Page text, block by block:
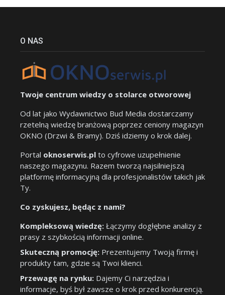
O NAS
Twoje centrum wiedzy o stolarce otworowej
Od lat jako Wydawnictwo Bud Media dostarczamy
rzetelną wiedzę branżową poprzez ceniony magazyn
OKNO (Drzwi & Bramy). Dziś idziemy o krok dalej.
Portal oknoserwis.pl to cyfrowe uzupełnienie
naszego magazynu. Razem tworzą najsilniejszą
platformę informacyjną dla profesjonalistów takich jak
Ty.
Co zyskujesz, będąc z nami?
Kompleksową wiedzę: Łączymy dogłębne analizy z
prasy z szybkością informacji online.
Skuteczną promocję: Prezentujemy Twoją firmę i
produkty tam, gdzie są Twoi klienci.
Przewagę na rynku: Dajemy Ci narzędzia i
informacje, byś był zawsze o krok przed konkurencją.